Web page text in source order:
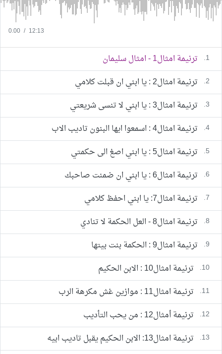
0.00 / 12:13
1. ترنيمة امثال1 - امثال سليمان
2. ترنيمة امثال2 : يا ابني ان قبلت كلامي
3. ترنيمة امثال3 : يا ابني لا تنسى شريعتي
4. ترنيمة امثال4 : اسمعوا ايها البنون تاديب الاب
5. ترنيمة امثال5 : يا ابني اصغ الى حكمتي
6. ترنيمة امثال6 : يا ابني ان ضمنت صاحبك
7. ترنيمة امثال7: يا ابني احفظ كلامي
8. ترنيمة امثال8 - العل الحكمة لا تنادي
9. ترنيمة امثال9 : الحكمة بنت بيتها
10. ترنيمة امثال10 : الابن الحكيم
11. ترنيمة امثال11 : موازين غش مكرهة الرب
12. ترنيمة أمثال12 : من يحب التأديب
13. ترنيمة امثال13: الابن الحكيم يقبل تاديب ابيه